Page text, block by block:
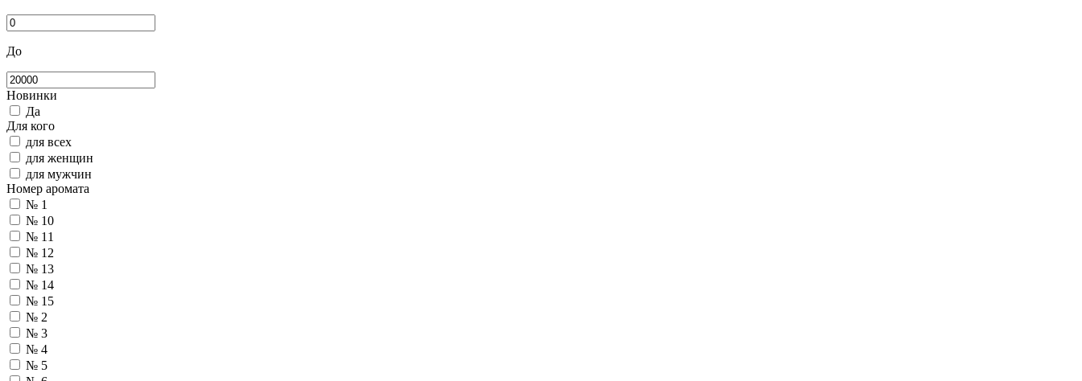
До
Новинки
Да
Для кого
для всех
для женщин
для мужчин
Номер аромата
№ 1
№ 10
№ 11
№ 12
№ 13
№ 14
№ 15
№ 2
№ 3
№ 4
№ 5